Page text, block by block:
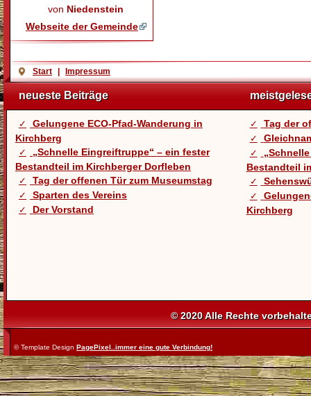
von Niedenstein
Webseite der Gemeinde
Start Impressum
neueste Beiträge
Gelungene ECO-Pfad-Wanderung in
Kirchberg
„Schnelle Eingreiftruppe“ – ein fester
Bestandteil im Kirchberger Dorfleben
Tag der offenen Tür zum Museumstag
Sparten des Vereins
Der Vorstand
Tag der
Bestandteil
Kirchberg
© 2020 Alle Rechte
© Template Design PagePixel..immer eine gute Verbindung!